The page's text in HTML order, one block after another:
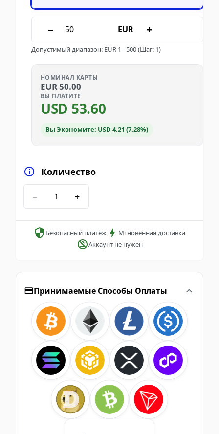
− EUR +
Допустимый диапазон: EUR 1 - 500(Шаг: 1)
НОМИНАЛ КАРТЫ
EUR50.00
ВЫ ПЛАТИТЕ
USD 53.60
Вы Экономите: USD 4.21 (7.28%)
Количество
− +
Безопасный платёж
Мгновенная доставка
Аккаунт не нужен
Принимаемые Способы Оплаты